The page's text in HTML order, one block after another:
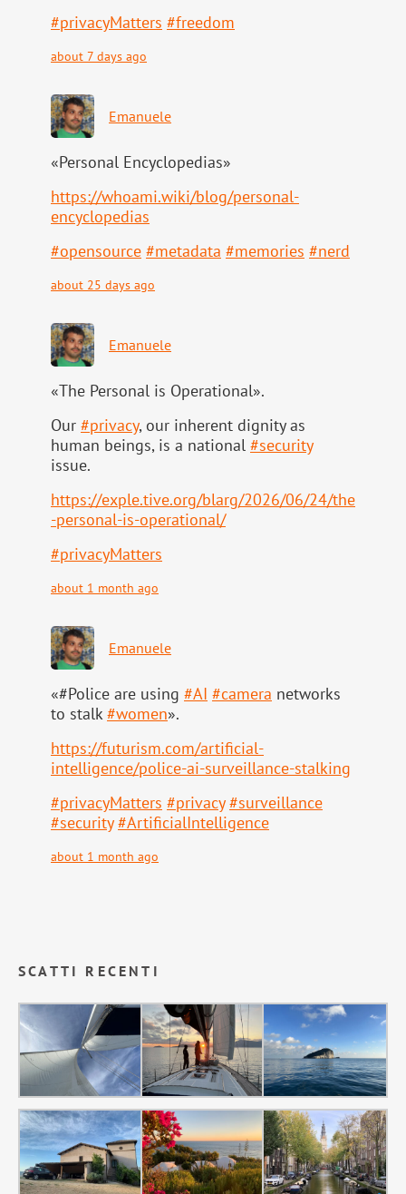
#privacyMatters #freedom
about 7 days ago
Emanuele
«Personal Encyclopedias»
https://whoami.wiki/blog/personal-
encyclopedias
#opensource #metadata #memories #nerd
about 25 days ago
Emanuele
«The Personal is Operational».
Our #privacy, our inherent dignity as
human beings, is a national #security
issue.
https://exple.tive.org/blarg/2026/06/24/the
-personal-is-operational/
#privacyMatters
about 1 month ago
Emanuele
«#Police are using #AI #camera networks
to stalk#women».
https://futurism.com/artificial-
intelligence/police-ai-surveillance-stalking
#privacyMatters #privacy #surveillance
#security #ArtificialIntelligence
about 1 month ago
SCATTI RECENTI